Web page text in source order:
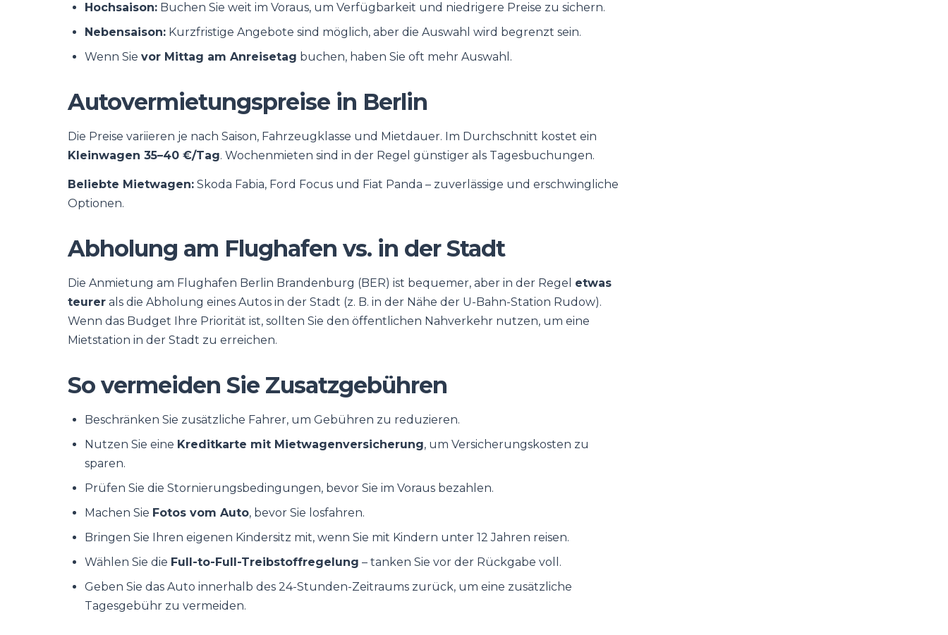
Hochsaison: Buchen Sie weit im Voraus, um Verfügbarkeit und niedrigere Preise zu sichern.
Nebensaison: Kurzfristige Angebote sind möglich, aber die Auswahl wird begrenzt sein.
Wenn Sie vor Mittag am Anreisetag buchen, haben Sie oft mehr Auswahl.
Autovermietungspreise in Berlin
Die Preise variieren je nach Saison, Fahrzeugklasse und Mietdauer. Im Durchschnitt kostet ein
Kleinwagen 35–40 €/Tag. Wochenmieten sind in der Regel günstiger als Tagesbuchungen.
Beliebte Mietwagen: Skoda Fabia, Ford Focus und Fiat Panda – zuverlässige und erschwingliche
Optionen.
Abholung am Flughafen vs. in der Stadt
Die Anmietung am Flughafen Berlin Brandenburg (BER) ist bequemer, aber in der Regel etwas
teurer als die Abholung eines Autos in der Stadt (z. B. in der Nähe der U-Bahn-Station Rudow).
Wenn das Budget Ihre Priorität ist, sollten Sie den öffentlichen Nahverkehr nutzen, um eine
Mietstation in der Stadt zu erreichen.
So vermeiden Sie Zusatzgebühren
Beschränken Sie zusätzliche Fahrer, um Gebühren zu reduzieren.
Nutzen Sie eine Kreditkarte mit Mietwagenversicherung, um Versicherungskosten zu
sparen.
Prüfen Sie die Stornierungsbedingungen, bevor Sie im Voraus bezahlen.
Machen Sie Fotos vom Auto, bevor Sie losfahren.
Bringen Sie Ihren eigenen Kindersitz mit, wenn Sie mit Kindern unter 12 Jahren reisen.
Wählen Sie die Full-to-Full-Treibstoffregelung – tanken Sie vor der Rückgabe voll.
Geben Sie das Auto innerhalb des 24-Stunden-Zeitraums zurück, um eine zusätzliche
Tagesgebühr zu vermeiden.